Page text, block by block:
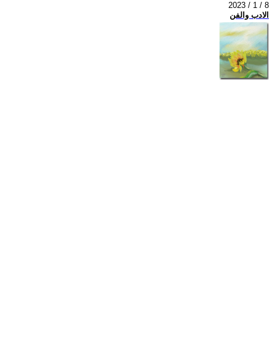
2023 / 1 / 8
الادب والفن